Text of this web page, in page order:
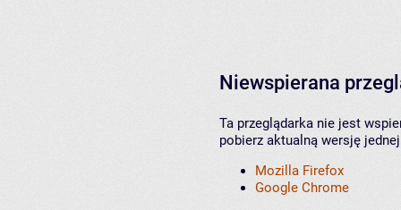
Niewspierana
Ta przeglądarka nie jest
pobierz aktualną wersję
Mozilla Firefox
Google Chrome